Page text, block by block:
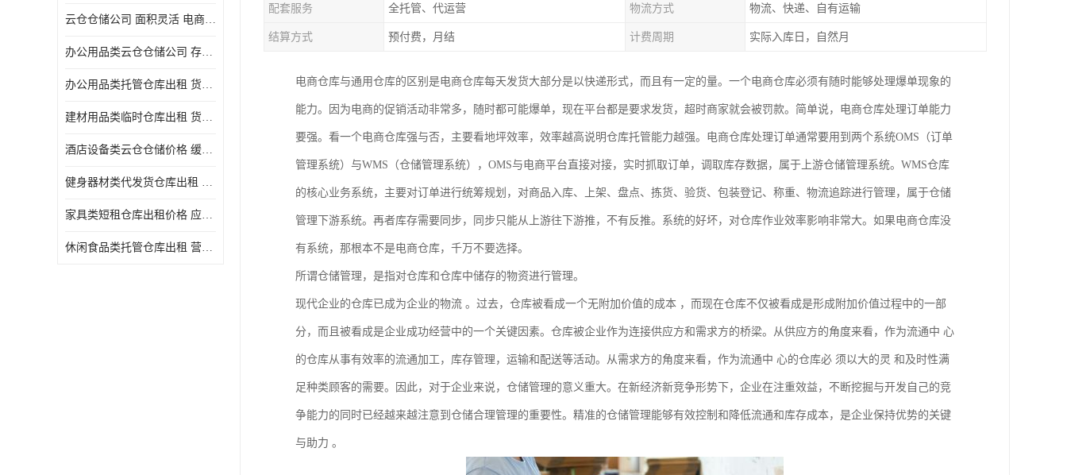
云仓仓储公司 面积灵活 电商仓储物流战略合作
办公用品类云仓仓储公司 存货周转很快 电商仓储物流战略整合
办公用品类托管仓库出租 货物装卸方便 电商仓储物流战略合作
建材用品类临时仓库出租 货物装卸方便 仓储供应链配套
酒店设备类云仓仓储价格 缓解企业储存压力 智能电商配套
健身器材类代发货仓库出租 租期灵活 新媒体平台配套
家具类短租仓库出租价格 应用广泛 智能电商配套
休闲食品类托管仓库出租 营造良好环境氛围 垂直电商配套
配套服务 全托管、代运营 物流方式 物流、快递、自有运输
结算方式 预付费，月结 计费周期 实际入库日，自然月
电商仓库与通用仓库的区别是电商仓库每天发货大部分是以快递形式，而且有一定的量。一个电商仓库必须有随时能够处理爆单现象的
能力。因为电商的促销活动非常多，随时都可能爆单，现在平台都是要求发货，超时商家就会被罚款。简单说，电商仓库处理订单能力
要强。看一个电商仓库强与否，主要看地坪效率，效率越高说明仓库托管能力越强。电商仓库处理订单通常要用到两个系统OMS（订单
管理系统）与WMS（仓储管理系统），OMS与电商平台直接对接，实时抓取订单，调取库存数据，属于上游仓储管理系统。WMS仓库
的核心业务系统，主要对订单进行统筹规划，对商品入库、上架、盘点、拣货、验货、包装登记、称重、物流追踪进行管理，属于仓储
管理下游系统。再者库存需要同步，同步只能从上游往下游推，不有反推。系统的好坏，对仓库作业效率影响非常大。如果电商仓库没
有系统，那根本不是电商仓库，千万不要选择。
所谓仓储管理，是指对仓库和仓库中储存的物资进行管理。
现代企业的仓库已成为企业的物流 。过去，仓库被看成一个无附加价值的成本 ，而现在仓库不仅被看成是形成附加价值过程中的一部
分，而且被看成是企业成功经营中的一个关键因素。仓库被企业作为连接供应方和需求方的桥梁。从供应方的角度来看，作为流通中 心
的仓库从事有效率的流通加工，库存管理，运输和配送等活动。从需求方的角度来看，作为流通中 心的仓库必 须以大的灵 和及时性满
足种类顾客的需要。因此，对于企业来说，仓储管理的意义重大。在新经济新竞争形势下，企业在注重效益，不断挖掘与开发自己的竞
争能力的同时已经越来越注意到仓储合理管理的重要性。精准的仓储管理能够有效控制和降低流通和库存成本，是企业保持优势的关键
与助力 。